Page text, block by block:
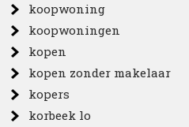
koopwoning
koopwoningen
kopen
kopen zonder makelaar
kopers
korbeek lo